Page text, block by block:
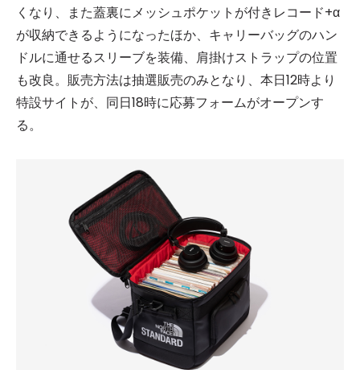
くなり、また蓋裏にメッシュポケットが付きレコード+α
が収納できるようになったほか、キャリーバッグのハン
ドルに通せるスリーブを装備、肩掛けストラップの位置
も改良。販売方法は抽選販売のみとなり、本日12時より
特設サイトが、同日18時に応募フォームがオープンす
る。